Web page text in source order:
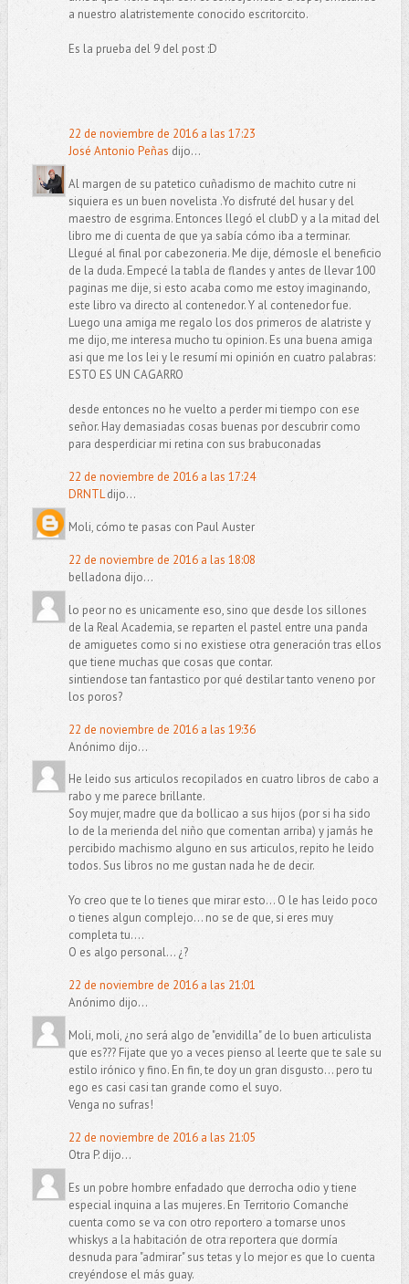
a nuestro alatristemente conocido escritorcito.
Es la prueba del 9 del post :D
22 de noviembre de 2016 a las 17:23
José Antonio Peñas dijo...
Al margen de su patetico cuñadismo de machito cutre ni
siquiera es un buen novelista .Yo disfruté del husar y del
maestro de esgrima. Entonces llegó el clubD y a la mitad del
libro me di cuenta de que ya sabía cómo iba a terminar.
Llegué al final por cabezoneria. Me dije, démosle el beneficio
de la duda. Empecé la tabla de flandes y antes de llevar 100
paginas me dije, si esto acaba como me estoy imaginando,
este libro va directo al contenedor. Y al contenedor fue.
Luego una amiga me regalo los dos primeros de alatriste y
me dijo, me interesa mucho tu opinion. Es una buena amiga
asi que me los lei y le resumí mi opinión en cuatro palabras:
ESTO ES UN CAGARRO
desde entonces no he vuelto a perder mi tiempo con ese
señor. Hay demasiadas cosas buenas por descubrir como
para desperdiciar mi retina con sus brabuconadas
22 de noviembre de 2016 a las 17:24
DRNTLdijo...
Moli, cómo te pasas con Paul Auster
22 de noviembre de 2016 a las 18:08
belladona dijo...
lo peor no es unicamente eso, sino que desde los sillones
de la Real Academia, se reparten el pastel entre una panda
de amiguetes como si no existiese otra generación tras ellos
que tiene muchas que cosas que contar.
sintiendose tan fantastico por qué destilar tanto veneno por
los poros?
22 de noviembre de 2016 a las 19:36
Anónimo dijo...
He leido sus articulos recopilados en cuatro libros de cabo a
rabo y me parece brillante.
Soy mujer, madre que da bollicao a sus hijos (por si ha sido
lo de la merienda del niño que comentan arriba) y jamás he
percibido machismo alguno en sus articulos, repito he leido
todos. Sus libros no me gustan nada he de decir.
Yo creo que te lo tienes que mirar esto... O le has leido poco
o tienes algun complejo... no se de que, si eres muy
completa tu....
O es algo personal... ¿?
22 de noviembre de 2016 a las 21:01
Anónimo dijo...
Moli, moli, ¿no será algo de "envidilla" de lo buen articulista
que es??? Fijate que yo a veces pienso al leerte que te sale su
estilo irónico y fino. En fin, te doy un gran disgusto... pero tu
ego es casi casi tan grande como el suyo.
Venga no sufras!
22 de noviembre de 2016 a las 21:05
Otra P. dijo...
Es un pobre hombre enfadado que derrocha odio y tiene
especial inquina a las mujeres. En Territorio Comanche
cuenta como se va con otro reportero a tomarse unos
whiskys a la habitación de otra reportera que dormía
desnuda para "admirar" sus tetas y lo mejor es que lo cuenta
creyéndose el más guay.